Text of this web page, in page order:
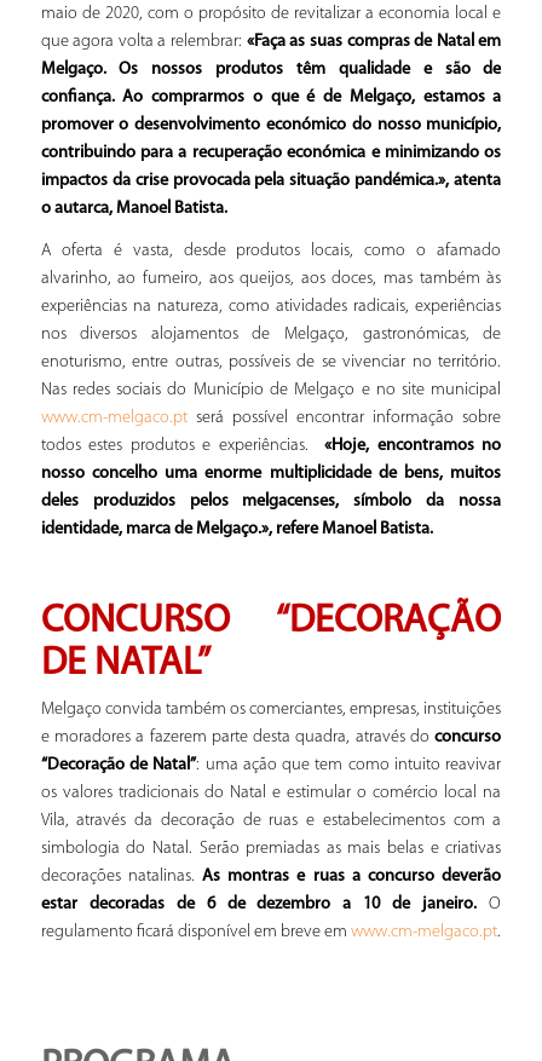
maio de 2020, com o propósito de revitalizar a economia local e
que agora volta a relembrar: «Faça as suas compras de Natal em
Melgaço.Os nossos produtos têm qualidade e são de
confiança.Ao comprarmos o que é de Melgaço, estamos a
promover o desenvolvimento económico do nosso município,
contribuindo para a recuperação económica e minimizando os
impactos da crise provocada pela situação pandémica.»,atenta
o autarca, Manoel Batista.
A oferta é vasta, desde produtos locais, como o afamado
alvarinho, ao fumeiro, aos queijos, aos doces, mas também às
experiências na natureza, como atividades radicais, experiências
nos diversos alojamentos de Melgaço, gastronómicas, de
enoturismo, entre outras, possíveis de se vivenciar no território.
Nas redes sociais do Município de Melgaço e no site municipal
www.cm-melgaco.ptserá possível encontrar informação sobre
todos estes produtos e experiências. «Hoje, encontramos no
nosso concelho uma enorme multiplicidade de bens, muitos
deles produzidos pelos melgacenses, símbolo da nossa
identidade, marca de Melgaço.», refere Manoel Batista.
CONCURSO “DECORAÇÃO
DE NATAL”
Melgaço convida também os comerciantes, empresas, instituições
e moradores a fazerem parte desta quadra, através doconcurso
“Decoração de Natal”: uma ação que tem como intuito reavivar
os valores tradicionais do Natal e estimular o comércio local na
Vila, através da decoração de ruas e estabelecimentos com a
simbologia do Natal. Serão premiadas as mais belas e criativas
decorações natalinas.As montras e ruas a concurso deverão
estar decoradas de 6 de dezembro a 10 de janeiro.O
regulamento ficará disponível em breve em www.cm-melgaco.pt.